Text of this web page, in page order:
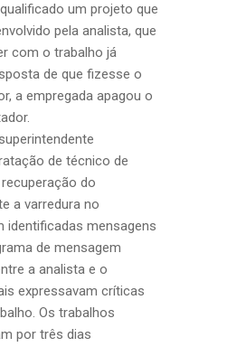
um projeto que
pela analista, que
com o trabalho já
de que fizesse o
a empregada apagou o
de técnico de
do
a varredura no
identificadas mensagens
de mensagem
a analista e o
expressavam críticas
Os trabalhos
por três dias